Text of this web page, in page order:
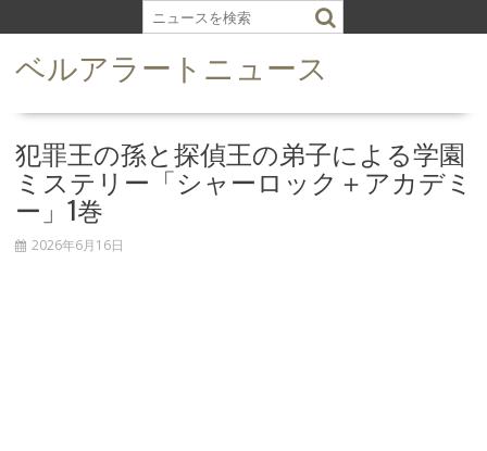
k
ベルアラートニュース
犯罪王の孫と探偵王の弟子による学園
ミステリー「シャーロック＋アカデミ
ー」1巻
2026年6月16日